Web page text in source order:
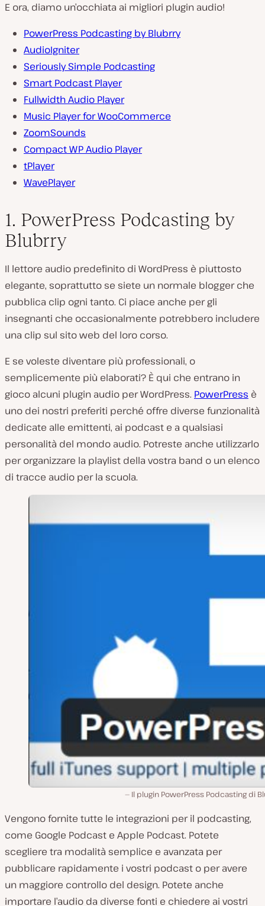
E ora, diamo un’occhiata ai migliori plugin audio!
PowerPress Podcasting by Blubrry
AudioIgniter
Seriously Simple Podcasting
Smart Podcast Player
Fullwidth Audio Player
Music Player for WooCommerce
ZoomSounds
Compact WP Audio Player
tPlayer
WavePlayer
1. PowerPress Podcasting by
Blubrry
Il lettore audio predefinito di WordPress è piuttosto
elegante, soprattutto se siete un normale blogger che
pubblica clip ogni tanto. Ci piace anche per gli
insegnanti che occasionalmente potrebbero includere
una clip sul sito web del loro corso.
E se voleste diventare più professionali, o
semplicemente più elaborati? È qui che entrano in
gioco alcuni plugin audio per WordPress. PowerPress è
uno dei nostri preferiti perché offre diverse funzionalità
dedicate alle emittenti, ai podcast e a qualsiasi
personalità del mondo audio. Potreste anche utilizzarlo
per organizzare la playlist della vostra band o un elenco
di tracce audio per la scuola.
Il plugin PowerPress Podcasting di
Vengono fornite tutte le integrazioni per il podcasting,
come Google Podcast e Apple Podcast. Potete
scegliere tra modalità semplice e avanzata per
pubblicare rapidamente i vostri podcast o per avere
un maggiore controllo del design. Potete anche
importare l’audio da diverse fonti e chiedere ai vostri